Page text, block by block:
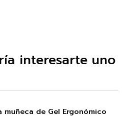
interesarte uno
muñeca de Gel Ergonómico